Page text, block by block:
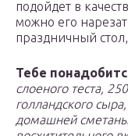
подойдет в
можно его
праздничный стол,
Тебе
слоеного теста,
голландского
домашней